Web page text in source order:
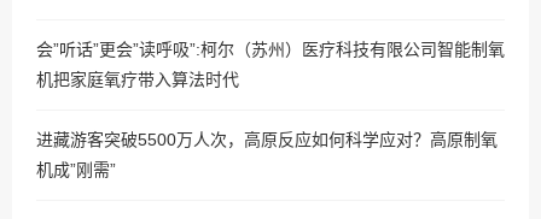
会”听话”更会”读呼吸”:柯尔（苏州）医疗科技有限公司智能制氧
机把家庭氧疗带入算法时代
进藏游客突破5500万人次，高原反应如何科学应对？高原制氧
机成”刚需”